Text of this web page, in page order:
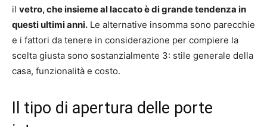
il vetro, che insieme al laccato è di grande tendenza in
questi ultimi anni. Le alternative insomma sono parecchie
e i fattori da tenere in considerazione per compiere la
scelta giusta sono sostanzialmente 3: stile generale della
casa, funzionalità e costo.
Il tipo di apertura delle porte